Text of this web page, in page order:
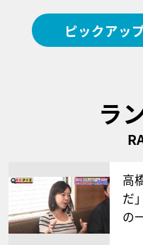
ピックアッ
ラ
高
だ
の